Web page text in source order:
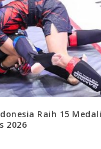
Raih 15
2026